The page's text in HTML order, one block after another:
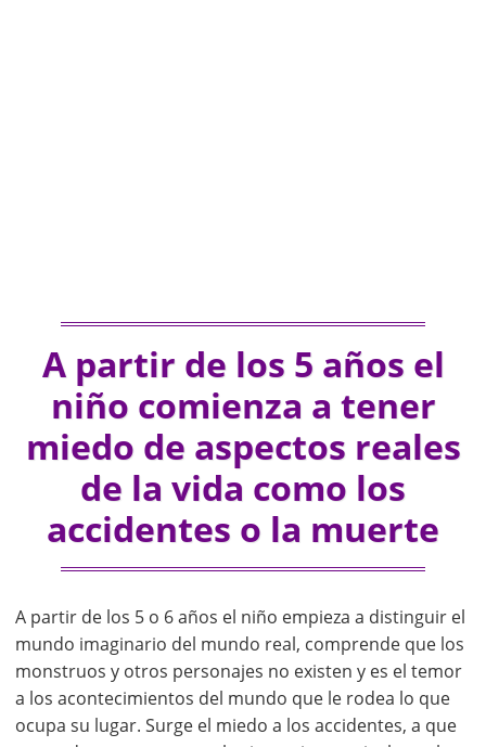
A partir de los 5 años el
niño comienza a tener
miedo de aspectos reales
de la vida como los
accidentes o la muerte
A partir de los 5 o 6 años el niño empieza a distinguir el
mundo imaginario del mundo real, comprende que los
monstruos y otros personajes no existen y es el temor
a los acontecimientos del mundo que le rodea lo que
ocupa su lugar. Surge el miedo a los accidentes, a que